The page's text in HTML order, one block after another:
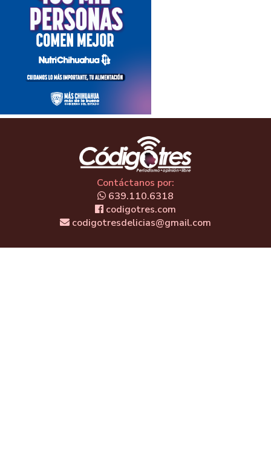
Contáctanos por:
639.110.6318
codigotres.com
codigotresdelicias@gmail.com